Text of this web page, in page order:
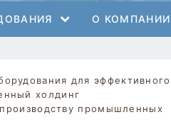
О КОМПАНИИ
для эффективного
холдинг
промышленных